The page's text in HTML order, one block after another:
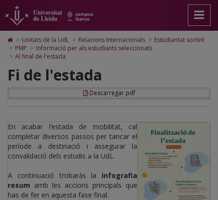
final
de
l'estada
pàgina
principal.
Universitat
Lleida
contingut
principal
Mapa
Web.
Universitat
Cerca
Accessibilitat.
Universitat
Lleida
Icono
de
Home
ir
página
de
> Unitats de la UdL > Relacions Internacionals > Estudiantat sortint
> PMP > Informació per als estudiants seleccionats
> Al final de l'estada
Fi de l'estada
Descarregar pdf
En acabar l’estada de mobilitat, cal
completar diversos passos per tancar el
període a destinació i assegurar la
convalidació dels estudis a la UdL.
A continuació trobaràs la infografia
resum amb les accions principals que
has de fer en aquesta fase final.